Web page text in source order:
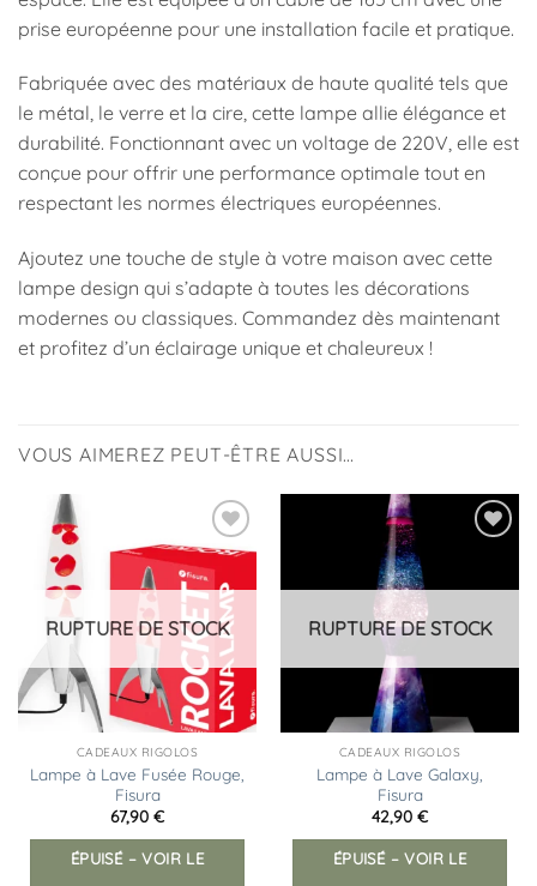
prise européenne pour une installation facile et pratique.
Fabriquée avec des matériaux de haute qualité tels que
le métal, le verre et la cire, cette lampe allie élégance et
durabilité. Fonctionnant avec un voltage de 220V, elle est
conçue pour offrir une performance optimale tout en
respectant les normes électriques européennes.
Ajoutez une touche de style à votre maison avec cette
lampe design qui s’adapte à toutes les décorations
modernes ou classiques. Commandez dès maintenant
et profitez d’un éclairage unique et chaleureux !
VOUS AIMEREZ PEUT-ÊTRE AUSSI…
Ajouter
à la
liste
d’envies
RUPTURE DE STOCK
CADEAUX RIGOLOS
Lampe à Lave Fusée Rouge,
Fisura
67,90 €
ÉPUISÉ – VOIR LE
liste
RUPTURE DE STOCK
CADEAUX RIGOLOS
Lampe à Lave Galaxy,
Fisura
42,90 €
ÉPUISÉ – VOIR LE